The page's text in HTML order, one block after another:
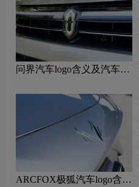
问界汽车logo含义及汽车品
ARCFOX极狐汽车logo含义